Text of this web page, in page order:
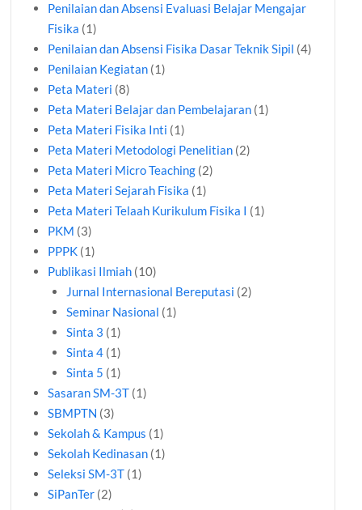
Penilaian dan Absensi Evaluasi Belajar Mengajar
Fisika (1)
Penilaian dan Absensi Fisika Dasar Teknik Sipil (4)
Penilaian Kegiatan (1)
Peta Materi (8)
Peta Materi Belajar dan Pembelajaran (1)
Peta Materi Fisika Inti (1)
Peta Materi Metodologi Penelitian (2)
Peta Materi Micro Teaching (2)
Peta Materi Sejarah Fisika (1)
Peta Materi Telaah Kurikulum Fisika I (1)
PKM (3)
PPPK (1)
Publikasi Ilmiah (10)
Jurnal Internasional Bereputasi (2)
Seminar Nasional (1)
Sinta 3 (1)
Sinta 4(1)
Sinta 5 (1)
Sasaran SM-3T (1)
SBMPTN (3)
Sekolah & Kampus (1)
Sekolah Kedinasan (1)
Seleksi SM-3T (1)
SiPanTer (2)